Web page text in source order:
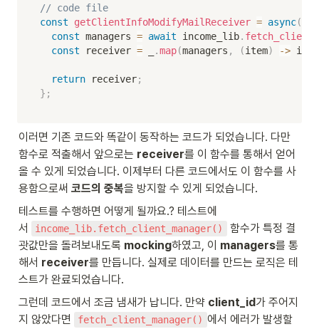
// code file
const
getClientInfoModifyMailReceiver = async(
const managers = await income_lib.
const receiver = .map(managers , (item) -> item
return receiver;
} ;
이러면 기존 코드와 똑같이 동작하는 코드가 되었습니다. 다만
함수로 적출해서 앞으로는 receiver를 이 함수를 통해서 얻어
올 수 있게 되었습니다. 이제부터 다른 코드에서도 이 함수를 사
용함으로써 코드의 중복을 방지할 수 있게 되었습니다.
테스트를 수행하면 어떻게 될까요.? 테스트에
서
income_lib.fetch_client_manager()
함수가 특정 결
괏값만을 돌려보내도록 mocking하였고, 이 managers를 통
해서 receiver를 만듭니다. 실제로 데이터를 만드는 로직은 테
스트가 완료되었습니다.
그런데 코드에서 조금 냄새가 납니다. 만약 client_id 가 주어지
지 않았다면
fetch_client_manager() 에서 에러가 발생할